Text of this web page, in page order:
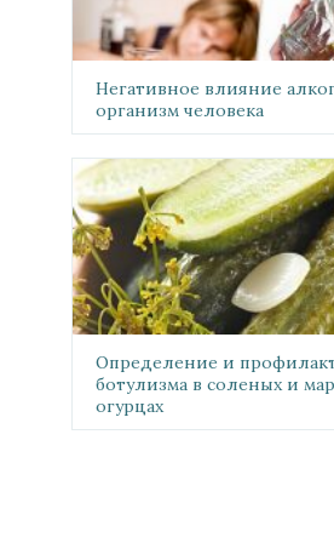
Негативное влияние
организм человека
Определение и
ботулизма в соленых и
огурцах